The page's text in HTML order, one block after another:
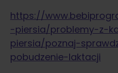
https://
-piersia/problemy-z-
piersia/poznaj-
pobudzenie-laktacji